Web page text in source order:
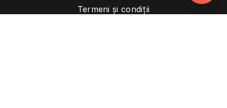
Termeni și condiții